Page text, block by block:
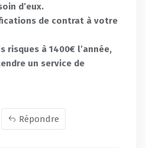
d’eux.
de contrat à votre
risques à 1400€ l’année,
un service de
Répondre